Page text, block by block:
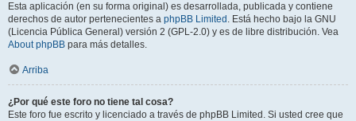
Esta aplicación (en su forma original) es desarrollada, publicada y contiene
derechos de autor pertenecientes a phpBB Limited . Está hecho bajo la GNU
(Licencia Pública General) versión 2 (GPL-2.0) y es de libre distribución. Vea
About phpBB para más detalles.
Arriba
¿Por qué este foro no tiene tal cosa?
Este foro fue escrito y licenciado a través de phpBB Limited. Si usted cree que